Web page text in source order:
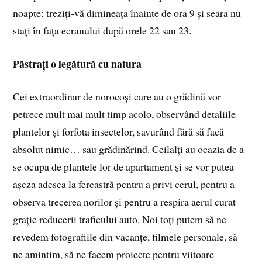
noapte: treziți-vă dimineața înainte de ora 9 și seara nu
stați în fața ecranului după orele 22 sau 23.
Păstrați o legătură cu natura
Cei extraordinar de norocoși care au o grădină vor
petrece mult mai mult timp acolo, observând detaliile
plantelor și forfota insectelor, savurând fără să facă
absolut nimic… sau grădinărind. Ceilalți au ocazia de a
se ocupa de plantele lor de apartament și se vor putea
așeza adesea la fereastră pentru a privi cerul, pentru a
observa trecerea norilor și pentru a respira aerul curat
grație reducerii traficului auto. Noi toți putem să ne
revedem fotografiile din vacanțe, filmele personale, să
ne amintim, să ne facem proiecte pentru viitoare